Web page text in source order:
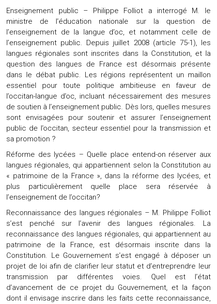
Enseignement public – Philippe Folliot a interrogé M. le
ministre de l’éducation nationale sur la question de
l’enseignement de la langue d’oc, et notamment celle de
l’enseignement public. Depuis juillet 2008 (article 75-1), les
langues régionales sont inscrites dans la Constitution, et la
question des langues de France est désormais présente
dans le débat public. Les régions représentent un maillon
essentiel pour toute politique ambitieuse en faveur de
l’occitan-langue d’oc, incluant nécessairement des mesures
de soutien à l’enseignement public. Dès lors, quelles mesures
sont envisagées pour soutenir et assurer l’enseignement
public de l’occitan, secteur essentiel pour la transmission et
sa promotion ?
Réforme des lycées – Quelle place entend-on réserver aux
langues régionales, qui appartiennent selon la Constitution au
« patrimoine de la France », dans la réforme des lycées, et
plus particulièrement quelle place sera réservée à
l’enseignement de l’occitan?
Reconnaissance des langues régionales – M. Philippe Folliot
s’est penché sur l’avenir des langues régionales. La
reconnaissance des langues régionales, qui appartiennent au
patrimoine de la France, est désormais inscrite dans la
Constitution. Le Gouvernement s’est engagé à déposer un
projet de loi afin de clarifier leur statut et d’entreprendre leur
transmission par différentes voies. Quel est l’état
d’avancement de ce projet du Gouvernement, et la façon
dont il envisage inscrire dans les faits cette reconnaissance,